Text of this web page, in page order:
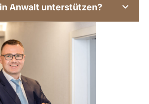
Anwalt unterstützen?